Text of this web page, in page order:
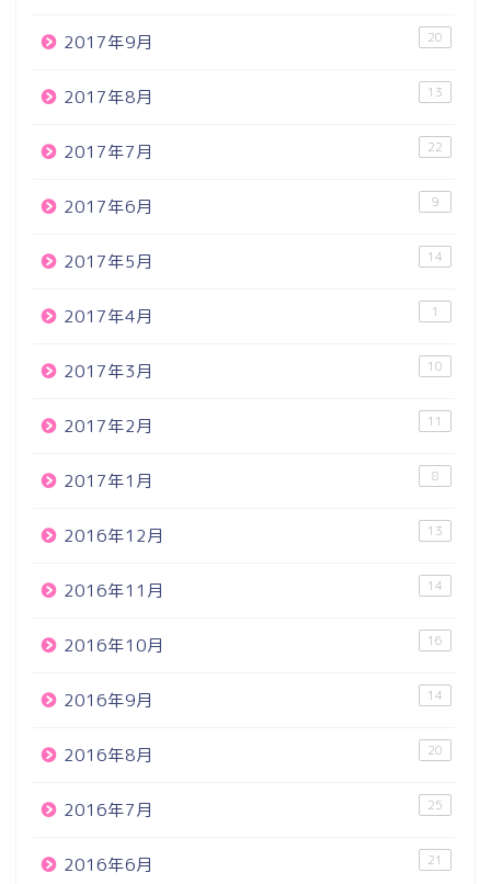
2017年9月 20
2017年8月 13
2017年7月 22
2017年6月 9
2017年5月 14
2017年4月 1
2017年3月 10
2017年2月 11
2017年1月 8
2016年12月 13
2016年11月 14
2016年10月 16
2016年9月 14
2016年8月 20
2016年7月 25
2016年6月 21